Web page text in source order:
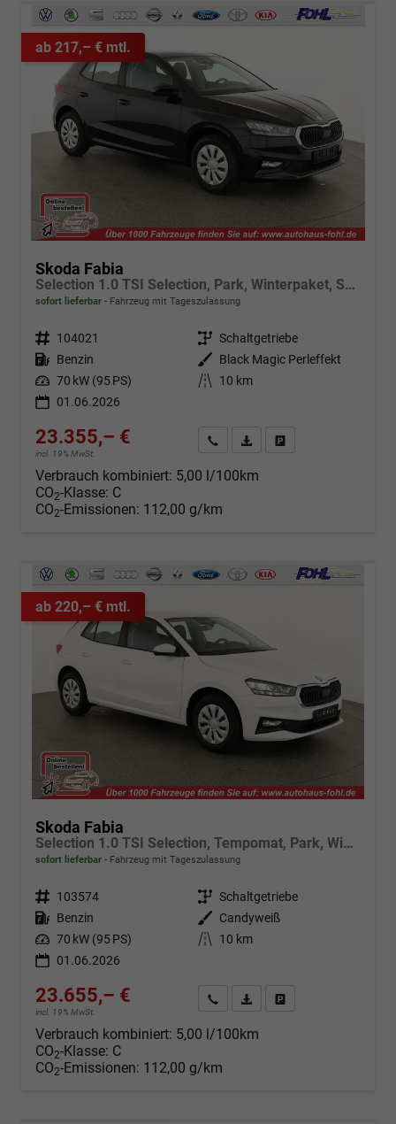
ab 217,– € mtl.
Skoda Fabia
Selection 1.0 TSI Selection, Park, Winterpaket, SmartLink, 4 J.-Garantie
sofort lieferbar Fahrzeug mit Tageszulassung
Fahrzeugnr. 104021 Getriebe Schaltgetriebe
Kraftstoff Benzin Außenfarbe
Black Magic Perleffekt
Leistung 70 kW (95 PS) Kilometerstand
10 km
01.06.2026
23.355,– €
incl. 19% MwSt.
Angebot anfordern
Fahrzeugexpose (PDF)
Verbrauch kombiniert: 5,00 l/100km
CO2-Klasse: C
CO2-Emissionen: 112,00 g/km
ab 220,– € mtl.
Skoda Fabia
Selection 1.0 TSI Selection, Tempomat, Park, Winterpaket, SmartLink, 4 J.-Garantie
sofort lieferbar Fahrzeug mit Tageszulassung
Fahrzeugnr. 103574 Getriebe Schaltgetriebe
Kraftstoff Benzin Außenfarbe
Candyweiß
Leistung 70 kW (95 PS) Kilometerstand
10 km
01.06.2026
23.655,– €
incl. 19% MwSt.
Angebot anfordern
Fahrzeugexpose (PDF)
Verbrauch kombiniert: 5,00 l/100km
CO2-Klasse: C
CO2-Emissionen: 112,00 g/km